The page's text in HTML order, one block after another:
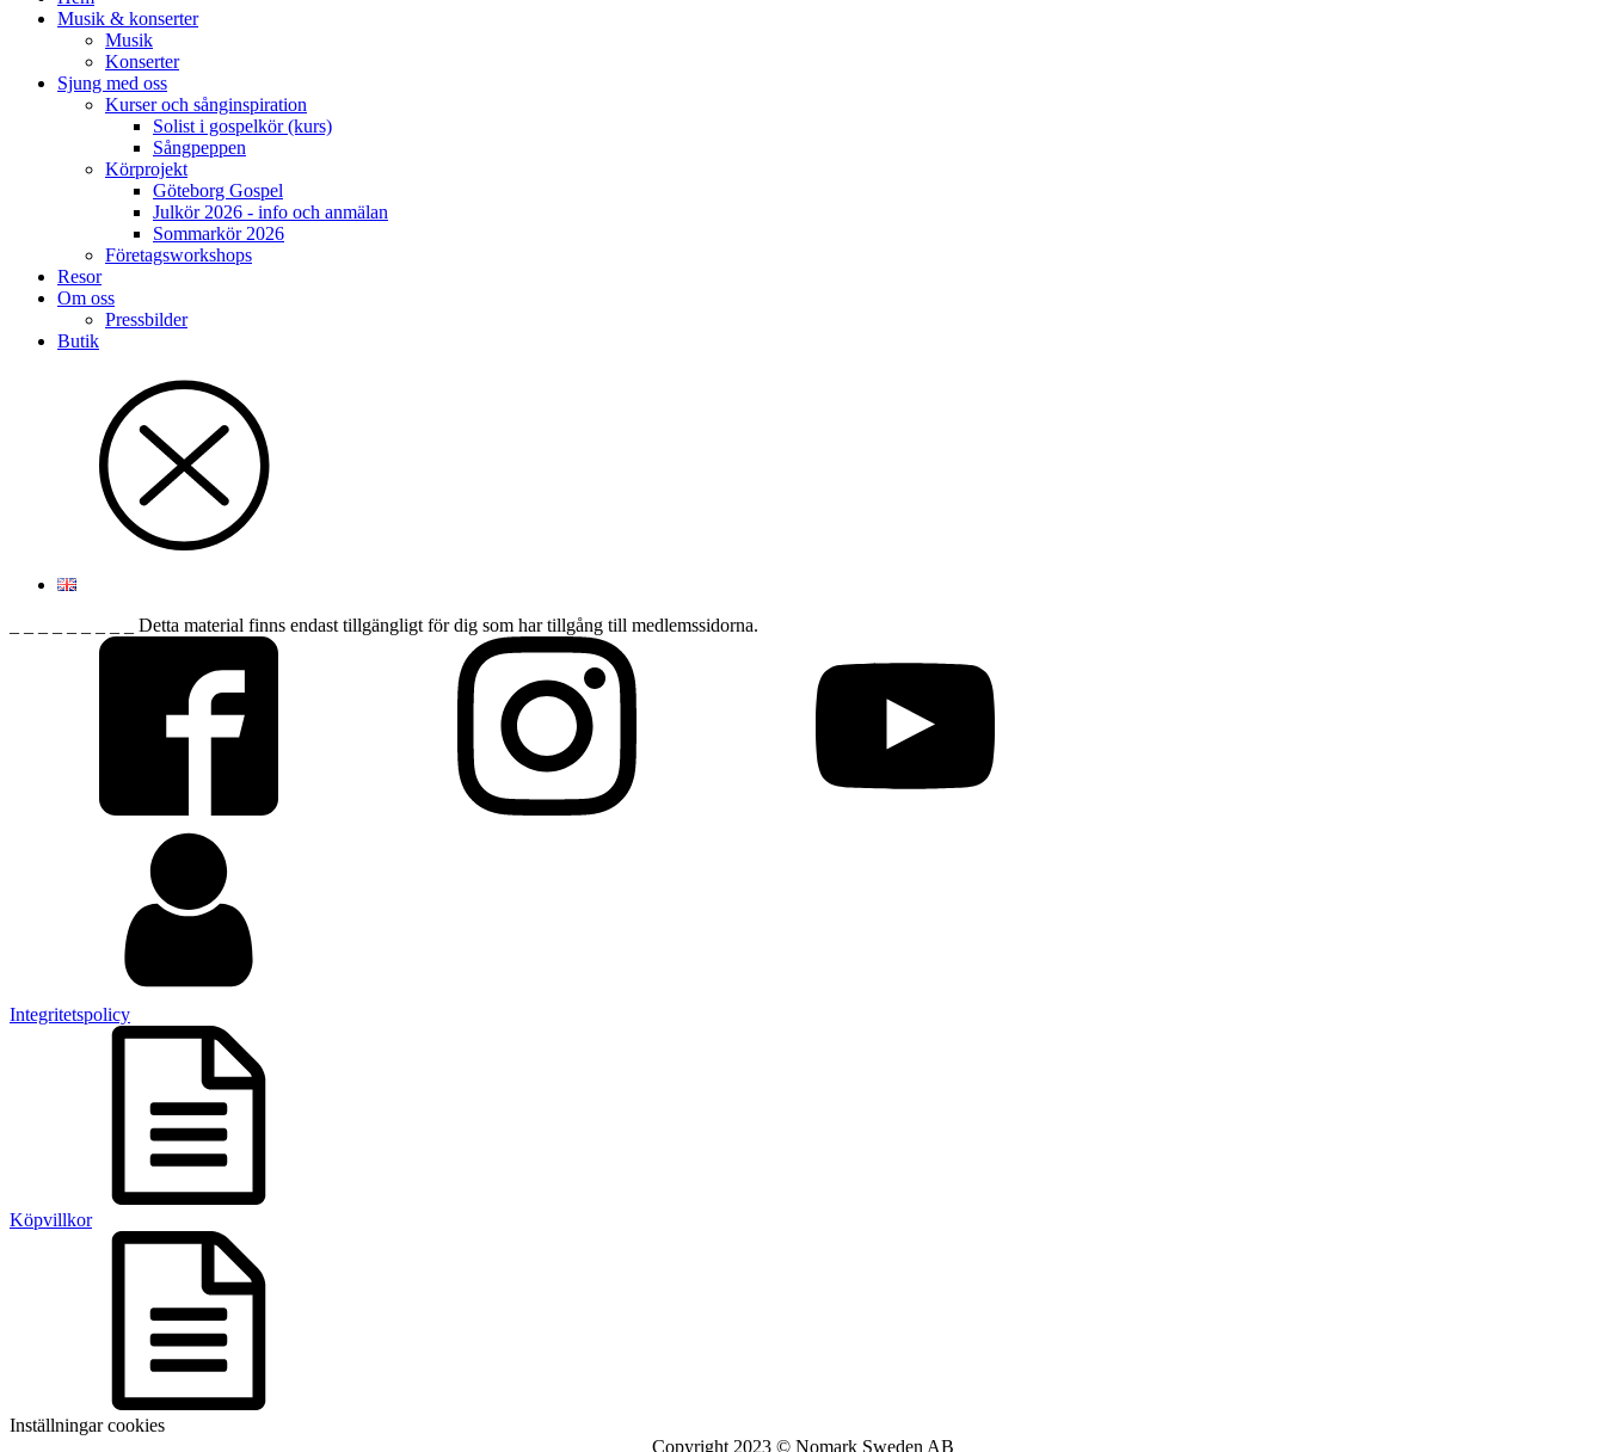
Musik & konserter
Musik
Konserter
Sjung med oss
Kurser och sånginspiration
Solist i gospelkör (kurs)
Sångpeppen
Körprojekt
Göteborg Gospel
Julkör 2026 - info och anmälan
Sommarkör 2026
Företagsworkshops
Resor
Om oss
Pressbilder
Butik
_ _ _ _ _ _ _ _ _ Detta material finns endast tillgängligt för dig som har tillgång till medlemssidorna.
Integritetspolicy
Köpvillkor
Inställningar cookies
Copyright 2023 © Nomark Sweden AB